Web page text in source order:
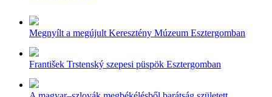
Megnyílt a megújult Keresztény Múzeum Esztergomban
František Trstenský szepesi püspök Esztergomban